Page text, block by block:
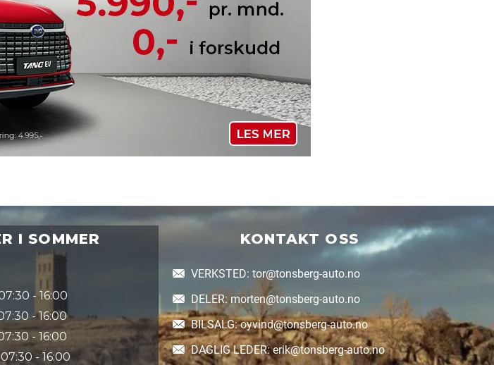
I SOMMER
- 16:00
- 16:00
- 16:00
- 16:00
KONTAKT OSS
VERKSTED: tor@tonsberg-auto.no
DELER: morten@tonsberg-auto.no
BILSALG: oyvind@tonsberg-auto.no
DAGLIG LEDER: erik@tonsberg-auto.no